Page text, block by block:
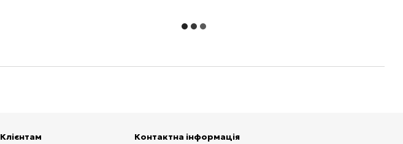
Клієнтам Контактна інформація